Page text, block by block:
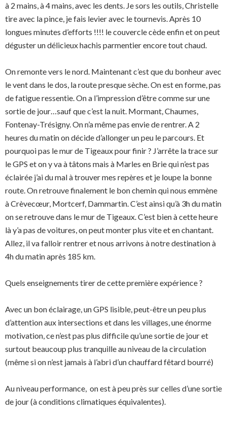
à 2 mains, à 4 mains, avec les dents. Je sors les outils, Christelle
tire avec la pince, je fais levier avec le tournevis. Après 10
longues minutes d’efforts !!!! le couvercle cède enfin et on peut
déguster un délicieux hachis parmentier encore tout chaud.
On remonte vers le nord. Maintenant c’est que du bonheur avec
le vent dans le dos, la route presque sèche. On est en forme, pas
de fatigue ressentie. On a l’impression d’être comme sur une
sortie de jour…sauf que c’est la nuit. Mormant, Chaumes,
Fontenay-Trésigny. On n’a même pas envie de rentrer. A 2
heures du matin on décide d’allonger un peu le parcours. Et
pourquoi pas le mur de Tigeaux pour finir ? J’arrête la trace sur
le GPS et on y va à tâtons mais à Marles en Brie qui n’est pas
éclairée j’ai du mal à trouver mes repères et je loupe la bonne
route. On retrouve finalement le bon chemin qui nous emmène
à Crèvecœur, Mortcerf, Dammartin. C’est ainsi qu’à 3h du matin
on se retrouve dans le mur de Tigeaux. C’est bien à cette heure
là y’a pas de voitures, on peut monter plus vite et en chantant.
Allez, il va falloir rentrer et nous arrivons à notre destination à
4h du matin après 185 km.
Quels enseignements tirer de cette première expérience ?
Avec un bon éclairage, un GPS lisible, peut-être un peu plus
d’attention aux intersections et dans les villages, une énorme
motivation, ce n’est pas plus difficile qu’une sortie de jour et
surtout beaucoup plus tranquille au niveau de la circulation
(même si on n’est jamais à l’abri d’un chauffard fêtard bourré)
Au niveau performance, on est à peu près sur celles d’une sortie
de jour (à conditions climatiques équivalentes).